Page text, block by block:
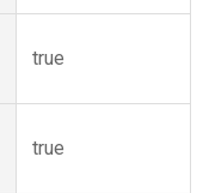
true
true